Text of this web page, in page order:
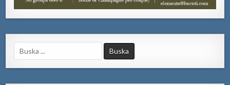
Search
for: